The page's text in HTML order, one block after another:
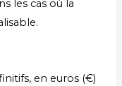
les cas où la
en euros (€)